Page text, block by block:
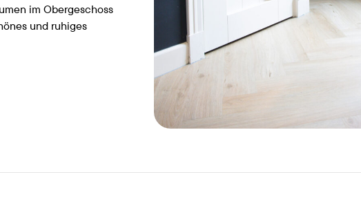
im Obergeschoss
und ruhiges